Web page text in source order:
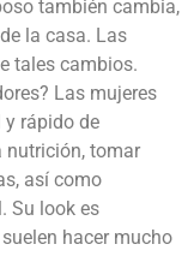
también cambia,
la casa. Las
tales cambios.
Las mujeres
y rápido de
nutrición, tomar
así como
Su look es
hacer mucho